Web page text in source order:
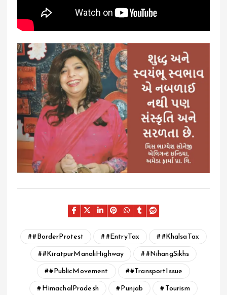
#BorderProtest #EntryTax #KhalsaTax
#KiratpurManaliHighway #NihangSikhs
#PublicMovement #TransportIssue
HimachalPradesh Punjab Tourism